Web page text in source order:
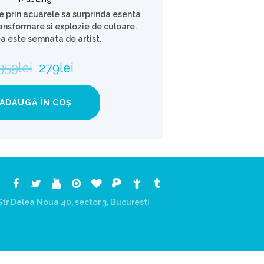
prin acuarele sa surprinda esenta
si explozie de culoare.
este semnata de artist.
lei 279lei
ADAUGĂ ÎN COȘ
Delea Noua 40, sector 3, Bucuresti